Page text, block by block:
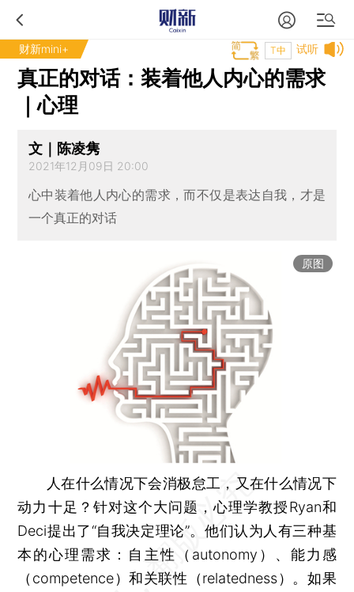
财新mini+ 试听
T中
真正的对话：装着他人内心的需求
｜心理
文｜陈凌隽
2021年12月09日 20:00
心中装着他人内心的需求，而不仅是表达自我，才是
一个真正的对话
原图
人在什么情况下会消极怠工，又在什么情况下
动力十足？针对这个大问题，心理学教授Ryan和
Deci提出了“自我决定理论”。他们认为人有三种基
本的心理需求：自主性（autonomy）、能力感
（competence）和关联性（relatedness）。如果